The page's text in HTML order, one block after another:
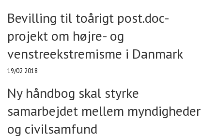
Bevilling til toårigt post.doc-
projekt om højre- og
venstreekstremisme i Danmark
19/02 2018
Ny håndbog skal styrke
samarbejdet mellem myndigheder
og civilsamfund